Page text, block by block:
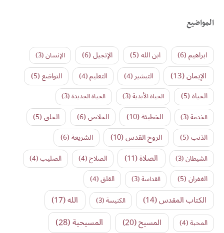
المواضيع
ابراهيم(6) ابن الله(5) الإنجيل(6) الإنسان(3)
الإيمان(13) التبشير(4) التعليم(4) التواضع(5)
الحياة(5) الحياة الأبدية(3) الحياة الجديدة(3)
الخدمة(3) الخطيئة(10) الخلاص(6) الخلق(5)
الذنب(5) الروح القدس(10) الشريعة(6)
الشيطان(3) الصلاة(11) الصلاح(4) الصليب(4)
الغفران(5) القداسة(3) القلق(4)
الكتاب المقدس(14) الكنيسة(3) الله(17)
المحبة(4) المسيح(20) المسيحية(28)